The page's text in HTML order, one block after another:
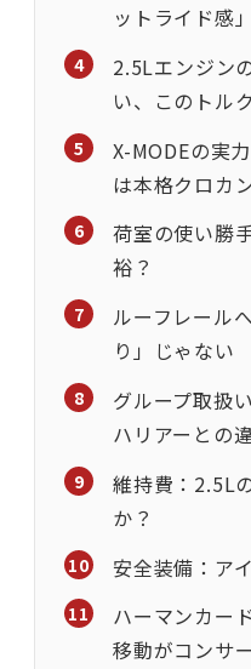
ットライド感」
2.5Lエンジン
い、このトル
X-MODEの実
は本格クロカ
荷室の使い勝
裕？
ルーフレール
り」じゃない
グループ取扱
ハリアーとの
維持費：2.5L
か？
安全装備：ア
ハーマンカー
移動がコンサ